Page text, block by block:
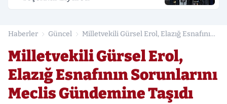
Haberler Güncel
Milletvekili Gürsel Erol, Elazığ Esnafının
Milletvekili Gürsel Erol,
Elazığ Esnafının Sorunlarını
Meclis Gündemine Taşıdı